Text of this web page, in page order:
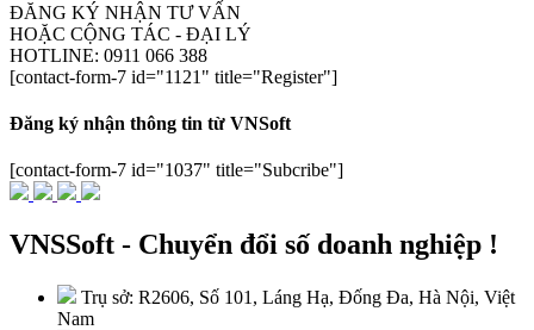
ĐĂNG KÝ NHẬN TƯ VẤN
HOẶC CỘNG TÁC - ĐẠI LÝ
HOTLINE: 0911 066 388
[contact-form-7 id="1121" title="Register"]
Đăng ký nhận thông tin từ VNSoft
[contact-form-7 id="1037" title="Subcribe"]
VNSSoft - Chuyển đổi số doanh nghiệp !
Trụ sở: R2606, Số 101, Láng Hạ, Đống Đa, Hà Nội, Việt
Nam